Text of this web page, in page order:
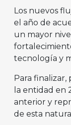
Los nuevos
el año de
un mayor
tecnología y
Para
la entidad en
anterior y
de esta